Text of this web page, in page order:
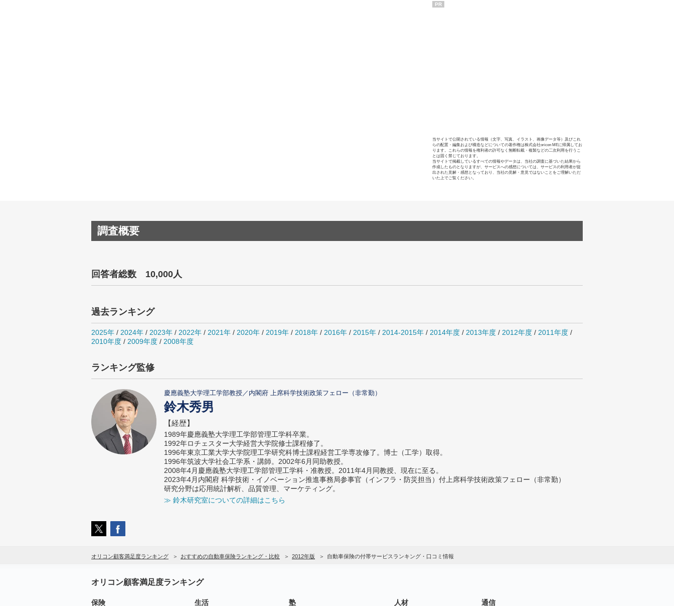
PR
当サイトで公開されている情報（文字、写真、イラスト、画像データ等）及びこれ
らの配置・編集および構造などについての著作権は株式会社oricon MEに帰属してお
ります。これらの情報を権利者の許可なく無断転載・複製などの二次利用を行うこ
とは固く禁じております。
当サイトで掲載しているすべての情報やデータは、当社の調査に基づいた結果から
作成したものとなりますが、サービスへの感想については、サービスの利用者が提
出された見解・感想となっており、当社の見解・意見ではないことをご理解いただ
いた上でご覧ください。
調査概要
回答者総数 10,000人
過去ランキング
2025年 / 2024年 / 2023年 / 2022年 / 2021年 / 2020年 / 2019年 / 2018年 / 2016年 / 2015年 / 2014-2015年 / 2014年度 / 2013年度 / 2012年度 / 2011年度 /
2010年度 / 2009年度 / 2008年度
ランキング監修
慶應義塾大学理工学部教授／内閣府 上席科学技術政策フェロー（非常勤）
鈴木秀男
【経歴】
1989年慶應義塾大学理工学部管理工学科卒業。
1992年ロチェスター大学経営大学院修士課程修了。
1996年東京工業大学大学院理工学研究科博士課程経営工学専攻修了。博士（工学）取得。
1996年筑波大学社会工学系・講師。2002年6月同助教授。
2008年4月慶應義塾大学理工学部管理工学科・准教授。2011年4月同教授、現在に至る。
2023年4月内閣府 科学技術・イノベーション推進事務局参事官（インフラ・防災担当）付上席科学技術政策フェロー（非常勤）
研究分野は応用統計解析、品質管理、マーケティング。
≫ 鈴木研究室についての詳細はこちら
オリコン顧客満足度ランキング おすすめの自動車保険ランキング・比較 2012年版 自動車保険の付帯サービスランキング・口コミ情報
オリコン顧客満足度ランキング
保険 生活 塾 人材 通信